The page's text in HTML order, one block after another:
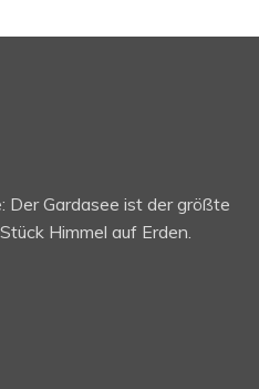
Der Gardasee ist der größte
Himmel auf Erden.